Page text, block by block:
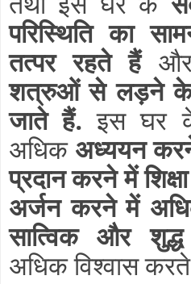
परिस्थिति का
तत्पर रहते हैंऔर
शत्रुओं से लड़ने के
जाते हैं. इस घर
अधिक अध्ययन करने
प्रदान करने में
अर्जन करने में
सात्विक और
अधिक विश्वास